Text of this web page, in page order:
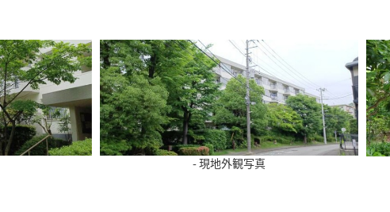
- 現地外観写真